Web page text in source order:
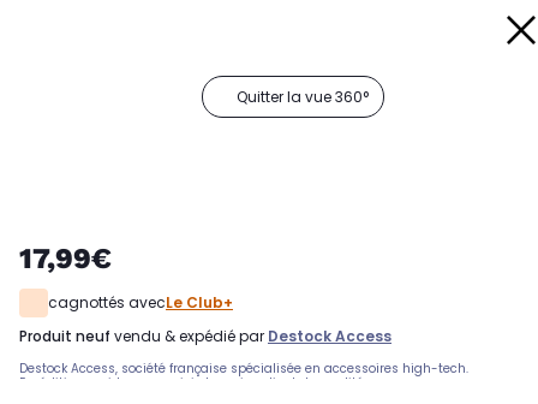
Quitter la vue 360°
17,99€
cagnottés avecLe Club+
produit neuf vendu & expédié par Destock Access
Destock Access, société française spécialisée en accessoires high-tech.
Expédition rapide avec suivi et service client de qualité.